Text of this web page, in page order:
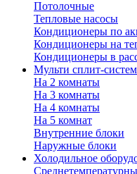
Потолочные
Тепловые насосы
Кондиционеры по
Кондиционеры на
Кондиционеры в
Мульти сплит-
На 2 комнаты
На 3 комнаты
На 4 комнаты
На 5 комнат
Внутренние блоки
Наружные блоки
Холодильное